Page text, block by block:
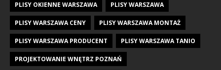
PLISY OKIENNE WARSZAWA PLISY WARSZAWA
PLISY WARSZAWA CENY PLISY WARSZAWA MONTAŻ
PLISY WARSZAWA PRODUCENT PLISY WARSZAWA TANIO
PROJEKTOWANIE WNĘTRZ POZNAŃ